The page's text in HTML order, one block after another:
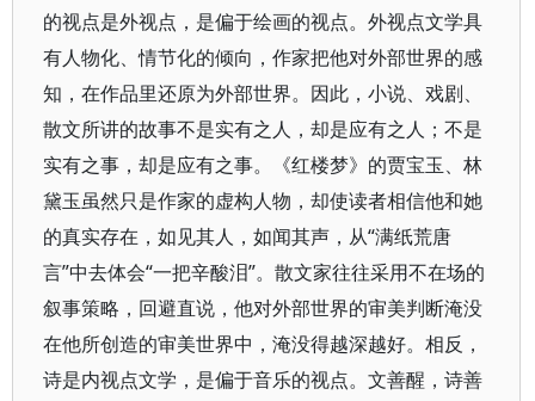
的视点是外视点，是偏于绘画的视点。外视点文学具
有人物化、情节化的倾向，作家把他对外部世界的感
知，在作品里还原为外部世界。因此，小说、戏剧、
散文所讲的故事不是实有之人，却是应有之人；不是
实有之事，却是应有之事。《红楼梦》的贾宝玉、林
黛玉虽然只是作家的虚构人物，却使读者相信他和她
的真实存在，如见其人，如闻其声，从“满纸荒唐
言”中去体会“一把辛酸泪”。散文家往往采用不在场的
叙事策略，回避直说，他对外部世界的审美判断淹没
在他所创造的审美世界中，淹没得越深越好。相反，
诗是内视点文学，是偏于音乐的视点。文善醒，诗善